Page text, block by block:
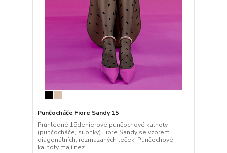
Punčocháče Fiore Sandy 15
Průhledné 15denierové punčochové kalhoty
(punčocháče, silonky) Fiore Sandy se vzorem
diagonálních, rozmazaných teček. Punčochové
kalhoty mají nez...